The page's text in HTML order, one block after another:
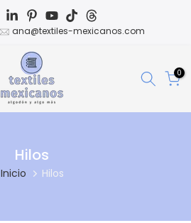
ana@textiles-mexicanos.com
0
Hilos
Inicio Hilos